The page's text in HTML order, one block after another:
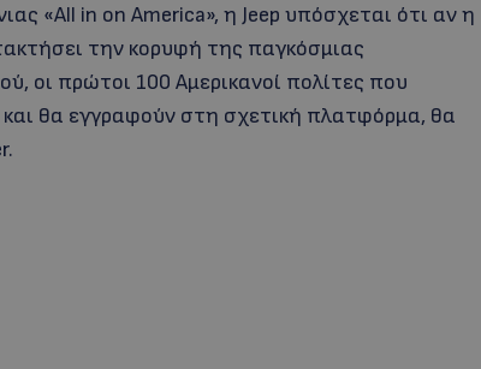
«All in on America», η Jeep υπόσχεται ότι αν η
την κορυφή της παγκόσμιας
οι πρώτοι 100 Αμερικανοί πολίτες που
θα εγγραφούν στη σχετική πλατφόρμα, θα